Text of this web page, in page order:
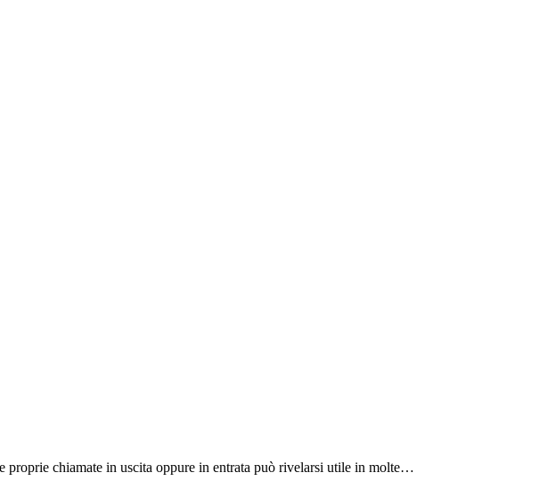
proprie chiamate in uscita oppure in entrata può rivelarsi utile in molte…